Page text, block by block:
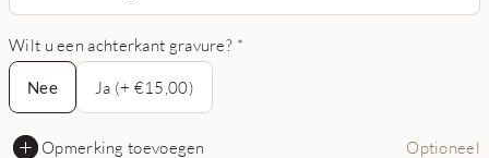
Wilt u een achterkant gravure? *
Nee
Nee
Ja (+ €15,00)
Opmerking toevoegen Optioneel